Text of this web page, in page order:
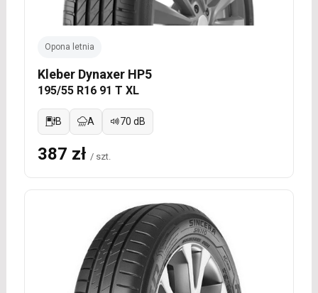
Opona letnia
Kleber Dynaxer HP5
195/55 R16 91 T XL
B A 70 dB
387 zł / szt.